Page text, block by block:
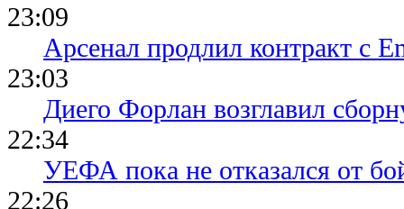
23:09
Арсенал продлил контракт с
23:03
Диего Форлан возглавил
22:34
УЕФА пока не отказался от
22:26